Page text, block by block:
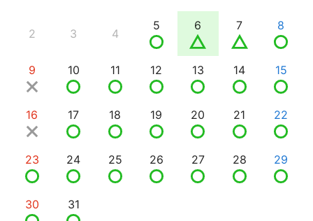
2 3 4
5 6 7 8
9 10 11 12 13 14 15
16 17 18 19 20 21 22
23 24 25 26 27 28 29
30 31